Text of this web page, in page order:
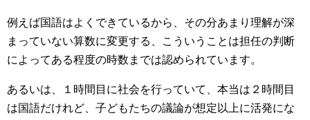
例えば国語はよくできているから、その分あまり理解が深
まっていない算数に変更する、こういうことは担任の判断
によってある程度の時数までは認められています。
あるいは、１時間目に社会を行っていて、本当は２時間目
は国語だけれど、子どもたちの議論が想定以上に活発にな